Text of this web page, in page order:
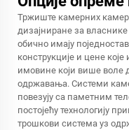
Тржиште камерних
дизајниране за
обично имају
конструкције и цене
имовине који више воле
одржавања. Системи
повезују са паметним
постојећу технологију
трошкови система уз